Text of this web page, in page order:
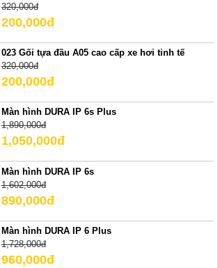
320,000đ
200,000đ
023 Gối tựa đầu A05 cao cấp xe hơi tinh tế
320,000đ
200,000đ
Màn hình DURA IP 6s Plus
1,890,000đ
1,050,000đ
Màn hình DURA IP 6s
1,602,000đ
890,000đ
Màn hình DURA IP 6 Plus
1,728,000đ
960,000đ